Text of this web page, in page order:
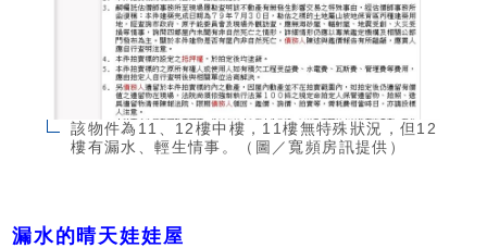
該物件為11、12樓中樓，11樓無特殊狀況，但12
樓有漏水、輕生情事。（圖／寬頻房訊提供）
漏水的晴天娃娃屋